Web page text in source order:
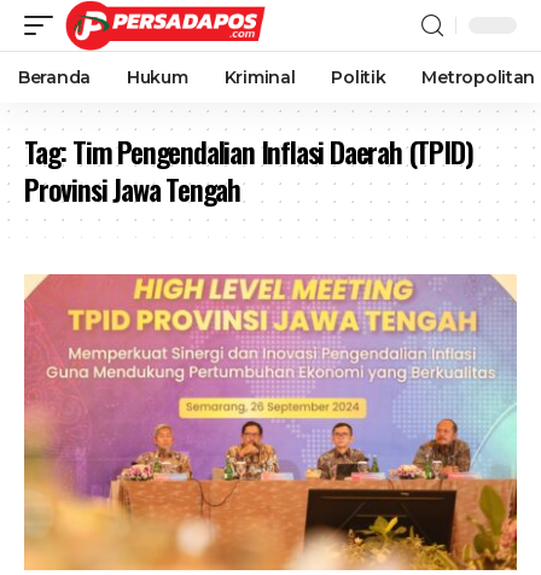
Beranda Hukum Kriminal Politik Metropolitan
Tag:Tim Pengendalian Inflasi Daerah (TPID)
Provinsi Jawa Tengah